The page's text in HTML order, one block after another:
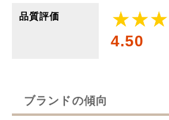
品質評価
4.50
ブランドの傾向